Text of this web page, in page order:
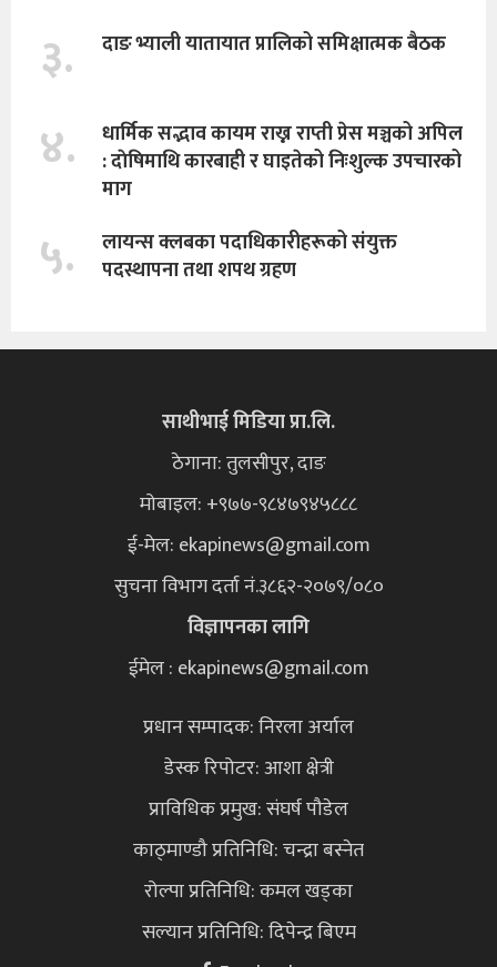
३. दाङ भ्याली यातायात प्रालिको समिक्षात्मक बैठक
४.
धार्मिक सद्भाव कायम राख्न राप्ती प्रेस मञ्चको अपिल
: दाेषिमाथि कारबाही र घाइतेको निःशुल्क उपचारको
माग
५.
लायन्स क्लबका पदाधिकारीहरूको संयुक्त
पदस्थापना तथा शपथ ग्रहण
साथीभाई मिडिया प्रा.लि.
ठेगाना: तुलसीपुर, दाङ
मोबाइल: +९७७-९८४७९४५८८८
ई-मेल: ekapinews@gmail.com
सुचना विभाग दर्ता नं.३८६२-२०७९/०८०
विज्ञापनका लागि
ईमेल : ekapinews@gmail.com
प्रधान सम्पादक: निरला अर्याल
डेस्क रिपोटर: आशा क्षेत्री
प्राविधिक प्रमुख: संघर्ष पौडेल
काठ्माण्डौ प्रतिनिधि: चन्द्रा बस्नेत
रोल्पा प्रतिनिधि: कमल खड्का
सल्यान प्रतिनिधि: दिपेन्द्र बिएम